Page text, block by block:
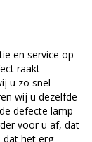
en service op
raakt
u zo snel
wij u dezelfde
defecte lamp
voor u af, dat
dat het erg